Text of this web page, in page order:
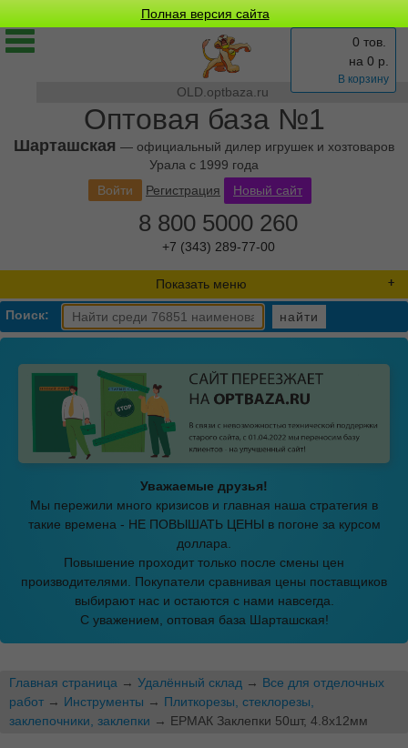
Полная версия сайта
OLD.optbaza.ru
Оптовая база №1
Шарташская — официальный дилер игрушек и хозтоваров
Урала с 1999 года
0 тов.
на 0 р.
В корзину
Войти Регистрация Новый сайт
8 800 5000 260
+7 (343) 289-77-00
Показать меню
Поиск: найти
Уважаемые друзья!
Мы пережили много кризисов и главная наша стратегия в
такие времена - НЕ ПОВЫШАТЬ ЦЕНЫ в погоне за курсом
доллара.
Повышение проходит только после смены цен
производителями. Покупатели сравнивая цены поставщиков
выбирают нас и остаются с нами навсегда.
С уважением, оптовая база Шарташская!
Главная страница → Удалённый склад → Все для отделочных
работ → Инструменты → Плиткорезы, стеклорезы,
заклепочники, заклепки → ЕРМАК Заклепки 50шт, 4.8х12мм